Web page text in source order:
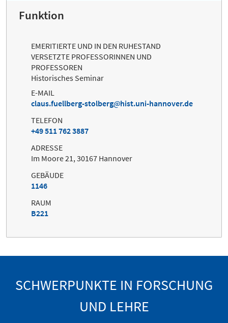
Funktion
EMERITIERTE UND IN DEN RUHESTAND
VERSETZTE PROFESSORINNEN UND
PROFESSOREN
Historisches Seminar
E-MAIL
claus.fuellberg-stolberg
hist.uni-hannover.de
TELEFON
+49 511 762 3887
ADRESSE
Im Moore 21, 30167 Hannover
GEBÄUDE
1146
RAUM
B221
SCHWERPUNKTE IN FORSCHUNG
UND LEHRE